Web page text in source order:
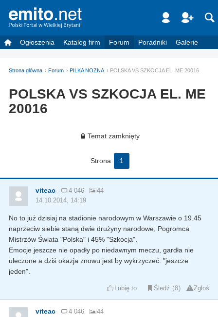
Ogłoszenia Katalog firm Forum Poradniki Galerie
Strona główna Forum PILKA NOZNA POLSKA VS SZKOCJA EL. ME 20016
POLSKA VS SZKOCJA EL. ME
20016
Temat zamknięty
Strona 1
viteac 4 046
44
14.10.2014, 14:19
No to już dzisiaj na stadionie narodowym w Warszawie o 19.45
naprzeciw siebie staną dwie drużyny narodowe, Pogromca
Mistrzów Świata "Polska" i 45% "Szkocja".
Emocje jeszcze nie opadły po niedawnym meczu, gardła nie
uleczone a dziś okazja znowu jest by wykrzyczeć: "jeszcze
jeden".
Lubię to Śledź 8 Zgłoś
viteac 4 046
44